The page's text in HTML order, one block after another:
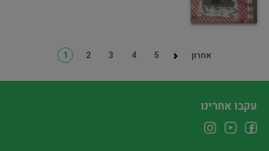
1 2 3 4 5 אחרון
עקבו אחרינו